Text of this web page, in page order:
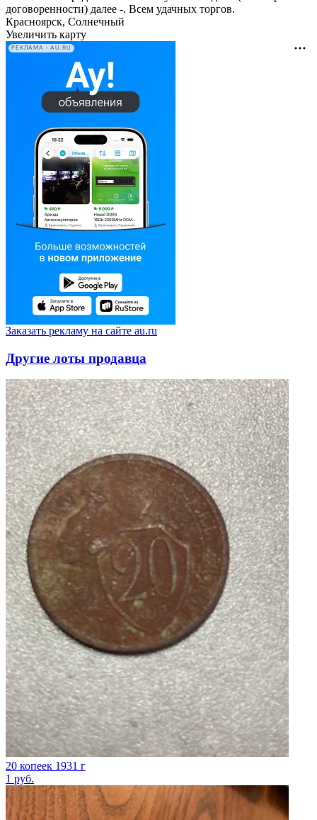
договоренности) далее -. Всем удачных торгов.
Красноярск, Солнечный
Увеличить карту
РЕКЛАМА • AU.RU
Заказать рекламу на сайте au.ru
Другие лоты продавца
20 копеек 1931 г
1 руб.